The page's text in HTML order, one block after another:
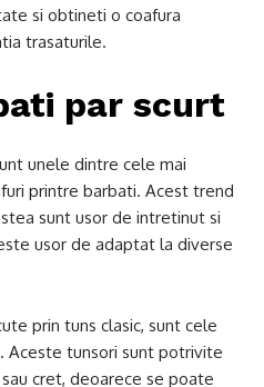
si obtineti o coafura
trasaturile.
par scurt
unele dintre cele mai
printre barbati. Acest trend
sunt usor de intretinut si
usor de adaptat la diverse
prin tuns clasic, sunt cele
Aceste tunsori sunt potrivite
cret, deoarece se poate